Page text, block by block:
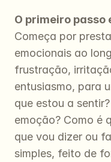
O primeiro
Começa por
emocionais ao
frustração,
entusiasmo, para
que estou a
emoção? Como é
que vou dizer ou
simples, feito de